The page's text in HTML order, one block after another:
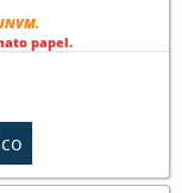
papel.